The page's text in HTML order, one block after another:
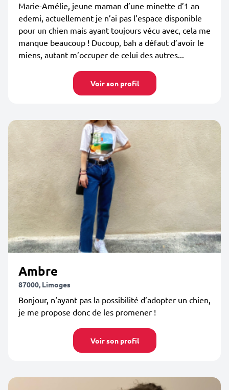
Marie-Amélie, jeune maman d’une minette d’1 an
edemi, actuellement je n’ai pas l’espace disponible
pour un chien mais ayant toujours vécu avec, cela me
manque beaucoup ! Ducoup, bah a défaut d’avoir le
miens, autant m’occuper de celui des autres...
Voir son profil
Ambre
87000, Limoges
Bonjour, n‘ayant pas la possibilité d’adopter un chien,
je me propose donc de les promener !
Voir son profil